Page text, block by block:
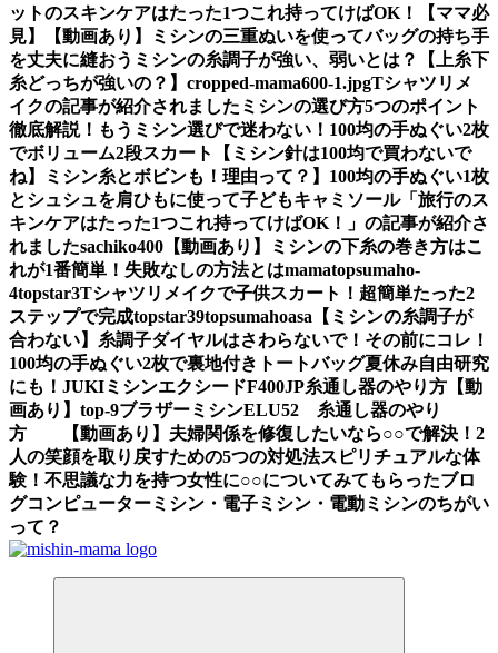
ットのスキンケアはたった1つこれ持ってけばOK！【ママ必
見】
【動画あり】ミシンの三重ぬいを使ってバッグの持ち手
を丈夫に縫おう ミシンの糸調子が強い、弱いとは？【上糸下
糸どっちが強いの？】 cropped-mama600-1.jpgTシャツリメ
イクの記事が紹介されました ミシンの選び方5つのポイント
徹底解説！もうミシン選びで迷わない！ 100均の手ぬぐい2枚
でボリューム2段スカート
【ミシン針は100均で買わないで
ね】ミシン糸とボビンも！理由って？】 100均の手ぬぐい1枚
とシュシュを肩ひもに使って子どもキャミソール「旅行のス
キンケアはたった1つこれ持ってけばOK！」の記事が紹介さ
れましたsachiko400 【動画あり】ミシンの下糸の巻き方はこ
れが1番簡単！失敗なしの方法とはmamatopsumaho-
4topstar3Tシャツリメイクで子供スカート！超簡単たった2
ステップで完成topstar39topsumahoasa 【ミシンの糸調子が
合わない】糸調子ダイヤルはさわらないで！その前にコレ！
100均の手ぬぐい2枚で裏地付きトートバッグ夏休み自由研究
にも！ JUKIミシンエクシードF400JP糸通し器のやり方【動
画あり】 top-9ブラザーミシンELU52 糸通し器のやり
方 【動画あり】 夫婦関係を修復したいなら○○で解決！2
人の笑顔を取り戻すための5つの対処法スピリチュアルな体
験！不思議な力を持つ女性に○○についてみてもらったブロ
グコンピューターミシン・電子ミシン・電動ミシンのちがい
って？